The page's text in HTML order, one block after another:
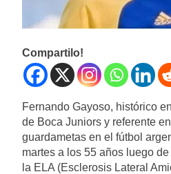
Compartilo!
Fernando Gayoso, histórico
de Boca Juniors y referente
guardametas en el fútbol
martes a los 55 años luego
la ELA (Esclerosis Lateral